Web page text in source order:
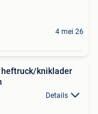
4 mei 26
heftruck/kniklader
Details